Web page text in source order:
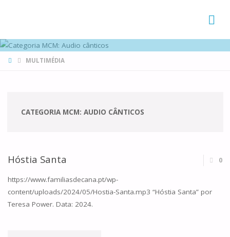
HOMEMULTIMÉDIA
CATEGORIA MCM: AUDIO CÂNTICOS
Hóstia Santa 0
https://www.familiasdecana.pt/wp-
content/uploads/2024/05/Hostia-Santa.mp3 “Hóstia Santa” por
Teresa Power. Data: 2024.